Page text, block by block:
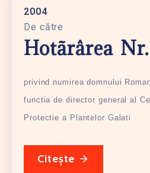
2004
De către
Hotãrârea
privind numirea domnului
functia de director general al
Protectie a Plantelor Galati
Citește